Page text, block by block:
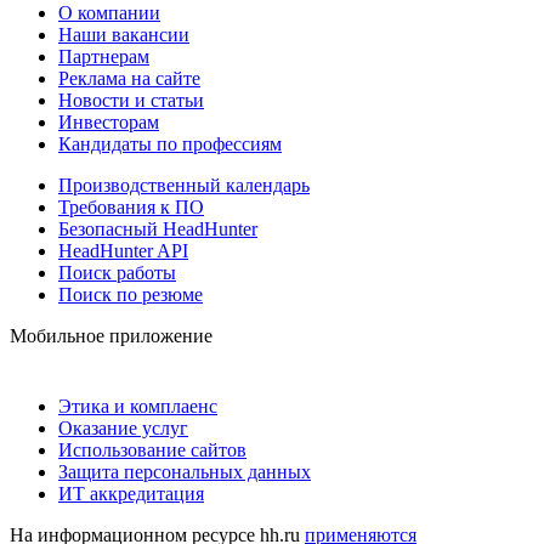
О компании
Наши вакансии
Партнерам
Реклама на сайте
Новости и статьи
Инвесторам
Кандидаты по профессиям
Производственный календарь
Требования к ПО
Безопасный HeadHunter
HeadHunter API
Поиск работы
Поиск по резюме
Мобильное приложение
Этика и комплаенс
Оказание услуг
Использование сайтов
Защита персональных данных
ИТ аккредитация
На информационном ресурсе hh.ru применяются